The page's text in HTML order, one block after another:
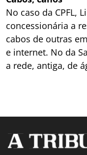
No caso da CPFL,
concessionária a
cabos de outras
e internet. No da
a rede, antiga, de